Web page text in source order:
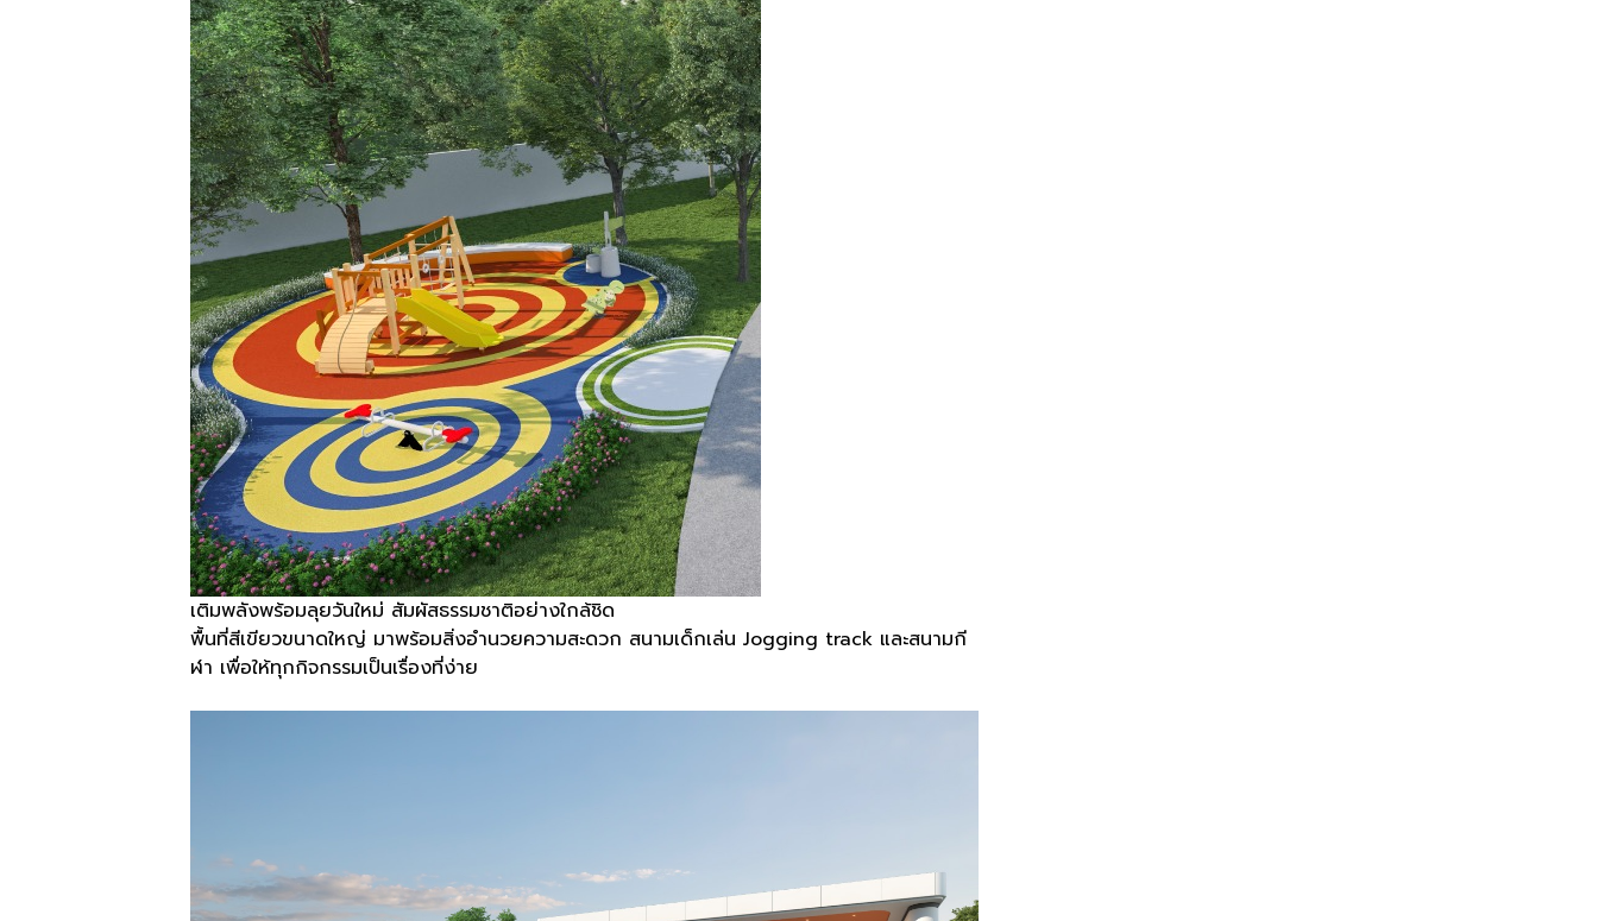
เติมพลังพร้อมลุยวันใหม่ สัมผัสธรรมชาติอย่างใกล้ชิด
พื้นที่สีเขียวขนาดใหญ่ มาพร้อมสิ่งอำนวยความสะดวก สนามเด็กเล่น Jogging track และสนามกี
ฬา เพื่อให้ทุกกิจกรรมเป็นเรื่องที่ง่าย